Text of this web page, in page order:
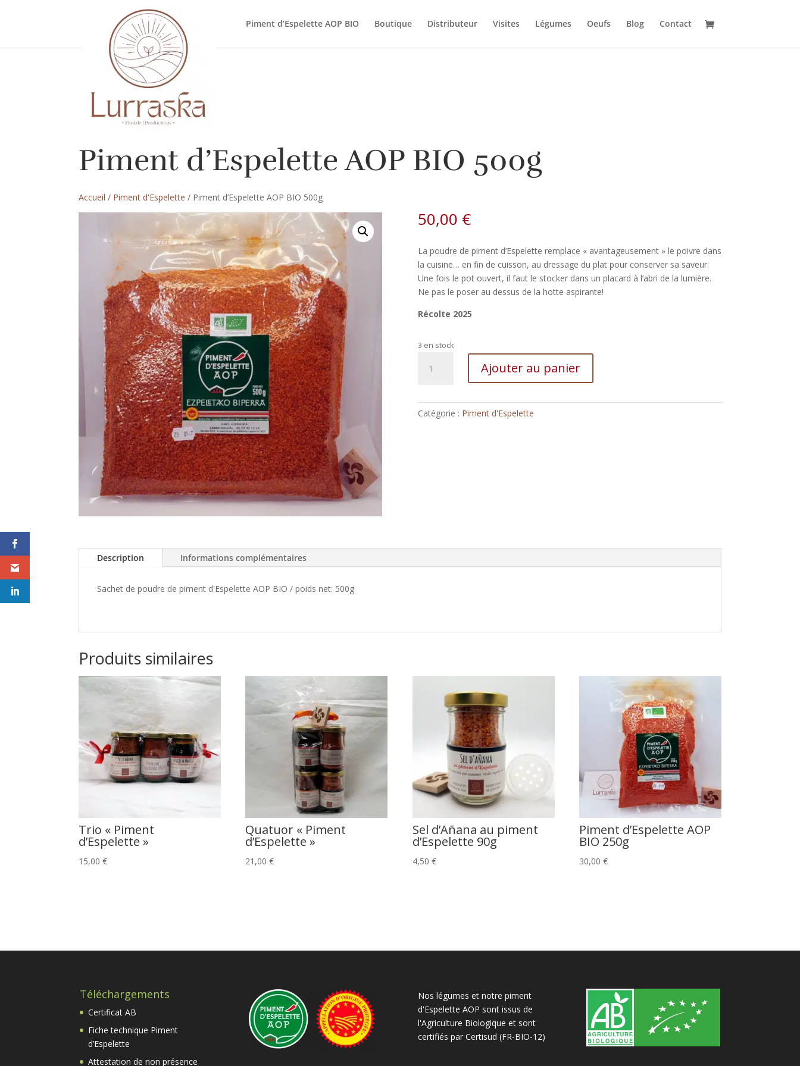
Piment d’Espelette AOP BIO Boutique Distributeur Visites Légumes Oeufs Blog Contact
Piment d’Espelette AOP BIO 500g
Accueil / Piment d'Espelette / Piment d’Espelette AOP BIO 500g
50,00 €
La poudre de piment d’Espelette remplace « avantageusement » le poivre dans
la cuisine… en fin de cuisson, au dressage du plat pour conserver sa saveur.
Une fois le pot ouvert, il faut le stocker dans un placard à l’abri de la lumière.
Ne pas le poser au dessus de la hotte aspirante!
Récolte 2025
3 en stock
AOP
Ajouter au panier
Catégorie : Piment d'Espelette
Description Informations complémentaires
Sachet de poudre de piment d'Espelette AOP BIO / poids net: 500g
Produits similaires
Trio « Piment
d’Espelette »
15,00 €
Quatuor « Piment
d’Espelette »
21,00€
Sel d’Añana au piment
d’Espelette 90g
4,50 €
Piment d’Espelette AOP
BIO 250g
30,00 €
Téléchargements
Certificat AB
Fiche technique Piment
d’Espelette
Attestation de non présence
Nos légumes et notre piment
d'Espelette AOP sont issus de
l'Agriculture Biologique et sont
certifiés par Certisud (FR-BIO-12)